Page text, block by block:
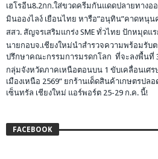
เฮโรอีน8.2กก.ใส่ขวดครีมกันแดดปลายทางออ
มินอองไลง์ เยือนไทย หารือ”อนุทิน”คาดหนุ
สสว. สัญจรเสริมแกร่ง SME ทั่วไทย ปักหมุดแ
นายกอบจ.เชียงใหม่นำสำรวจความพร้อมรับ
ปรึกษาคณะกรรมการมรดกโลก ที่จะลงพื้นที่
กลุ่มจังหวัดภาคเหนือตอนบน 1 ขับเคลื่อนเศร
เมืองเหนือ 2569” ยกร้านเด็ดสินค้าเกษตรปล
เซ็นทรัล เชียงใหม่ แอร์พอร์ต 25-29 ก.ค. นี้!
FACEBOOK